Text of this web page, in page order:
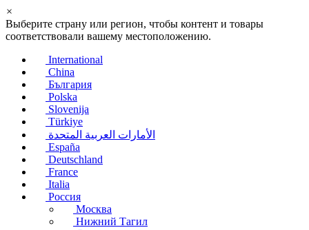
×
Выберите страну или регион, чтобы контент и товары
соответствовали вашему местоположению.
International
China
България
Polska
Slovenija
Türkiye
الأمارات العربية المتحدة
España
Deutschland
France
Italia
Россия
Москва
Нижний Тагил